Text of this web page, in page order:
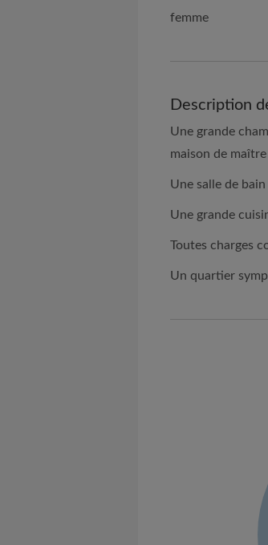
femme
Description
Une grande
maison de
Une salle de
Une grande
Toutes charges
Un quartier